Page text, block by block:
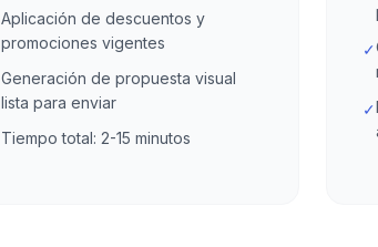
Aplicación de descuentos y
promociones vigentes
Generación de propuesta visual
lista para enviar
Tiempo total: 2-15 minutos
✓
✓